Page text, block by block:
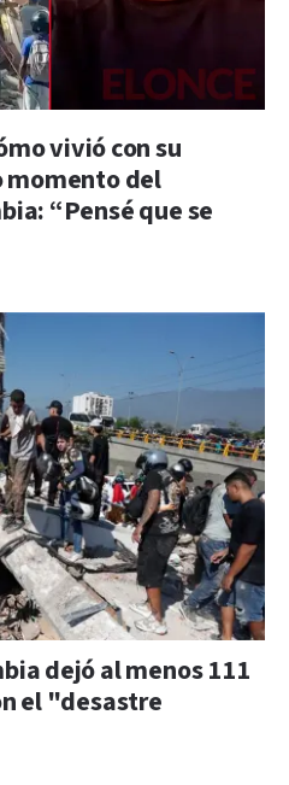
vivió con su
del
“Pensé que se
dejó al menos 111
el "desastre